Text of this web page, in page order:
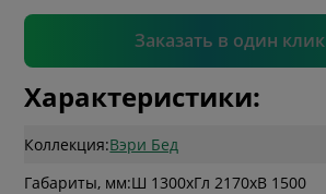
Заказать в один клик
Подтвердить
Характеристики:
Коллекция:Вэри Бед
Габариты, мм:Ш 1300xГл 2170xВ 1500